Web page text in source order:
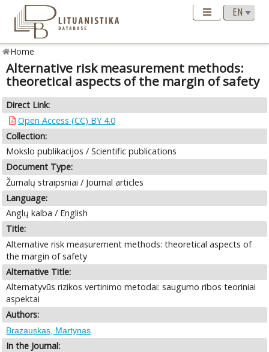
Home
Alternative risk measurement methods:
theoretical aspects of the margin of safety
Direct Link:
Open Access (CC) BY 4.0
Collection:
Mokslo publikacijos / Scientific publications
Document Type:
Žurnalų straipsniai / Journal articles
Language:
Anglų kalba / English
Title:
Alternative risk measurement methods: theoretical aspects of
the margin of safety
Alternative Title:
Alternatyvūs rizikos vertinimo metodai: saugumo ribos teoriniai
aspektai
Authors:
Brazauskas, Martynas
In the Journal: